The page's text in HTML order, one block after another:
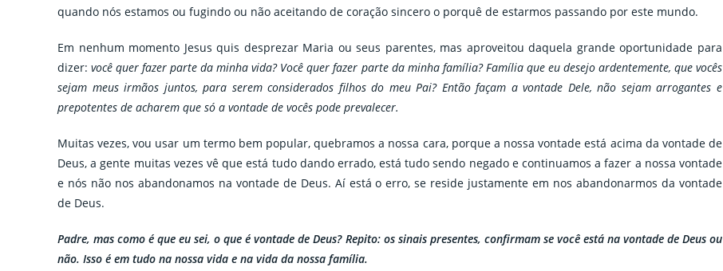
quando nós estamos ou fugindo ou não aceitando de coração sincero o porquê de estarmos passando por este mundo.
Em nenhum momento Jesus quis desprezar Maria ou seus parentes, mas aproveitou daquela grande oportunidade para
dizer: você quer fazer parte da minha vida? Você quer fazer parte da minha família? Família que eu desejo ardentemente, que vocês
sejam meus irmãos juntos, para serem considerados filhos do meu Pai? Então façam a vontade Dele, não sejam arrogantes e
prepotentes de acharem que só a vontade de vocês pode prevalecer.
Muitas vezes, vou usar um termo bem popular, quebramos a nossa cara, porque a nossa vontade está acima da vontade de
Deus, a gente muitas vezes vê que está tudo dando errado, está tudo sendo negado e continuamos a fazer a nossa vontade
e nós não nos abandonamos na vontade de Deus. Aí está o erro, se reside justamente em nos abandonarmos da vontade
de Deus.
Padre, mas como é que eu sei, o que é vontade de Deus? Repito: os sinais presentes, confirmam se você está na vontade de Deus ou
não. Isso é em tudo na nossa vida e na vida da nossa família.